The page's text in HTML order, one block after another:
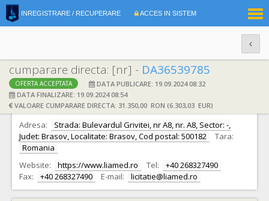
INREGISTRARE / RECUPERARE ACCES IN SISTEM
cumparare directa: [nr] - DA36539785
OFERTA ACCEPTATA
DATA PUBLICARE: 19.09.2024 08:32
DATA FINALIZARE: 19.09.2024 08:54
VALOARE CUMPARARE DIRECTA: 31.350,00 RON (6.303,03 EUR)
DATE IDENTIFICARE OFERTANT
Ofertant: S.C. LIAMED S.R.L. CIF:
10188824
Adresa:
Strada: Bulevardul Grivitei, nr A8, nr. A8, Sector: -,
Judet: Brasov, Localitate: Brasov, Cod postal: 500182
Tara:
Romania
Website:
https://www.liamed.ro Tel:
+40 268327490
Fax:
+40 268327490 E-mail: licitatie@liamed.ro